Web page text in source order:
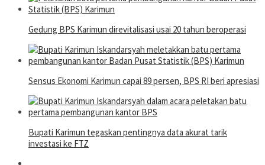
Gedung BPS Karimun direvitalisasi usai 20 tahun beroperasi
Sensus Ekonomi Karimun capai 89 persen, BPS RI beri apresiasi
Bupati Karimun tegaskan pentingnya data akurat tarik
investasi ke FTZ